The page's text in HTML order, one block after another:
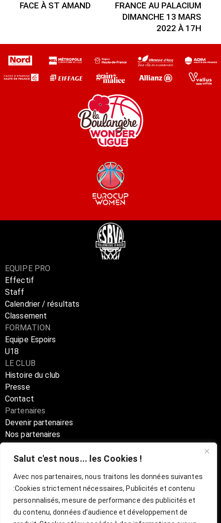
Salut c'est nous... les Cookies !
Avec nos partenaires, nous traitons les données suivantes
:Cookies strictement nécessaires, Publicités et contenu
personnalisés, mesure de performance des publicités et
du contenu, données d’audience et développement de
FACE À ST AMAND
FRANCE AU PALACIUM
DIMANCHE 13 MARS
2022 À 17H
EQUIPE PRO
Effectif
Staff
Calendrier / résultats
Classement
FORMATION
Equipe Espoirs
U18
LE CLUB
Histoire du club
Presse
Contact
Partenaires
Devenir partenaires
Nos partenaires
Billetterie Officielle ESBVA-LM
mentions légaleslCGU